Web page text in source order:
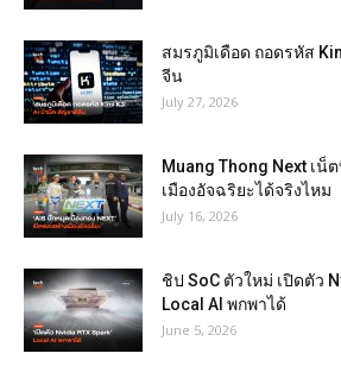
สมรภูมิเดือด ถอดรหัส
จีน
July 27, 2026
Muang Thong Next เน็
เมืองอัจฉริยะได้จริงไหม
July 16, 2026
ชิป SoC ตัวใหม่ เปิดตัว
Local AI พกพาได้
June 5, 2026